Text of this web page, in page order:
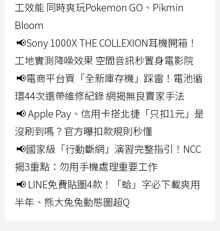
工效能 同時爽玩Pokemon GO、Pikmin
Bloom
📢Sony 1000X THE COLLEXION耳機開箱！
工地實測降噪效果 空間音訊秒置身電影院
📢電商平台買「全新庫存機」踩雷！電池循
環44次還帶維修紀錄 網揭無良賣家手法
📢 Apple Pay、信用卡搭北捷「只扣1元」是
沒刷到嗎？官方曝扣款規則秒懂
📢國家級「行動斷網」演習完整指引！NCC
揭3重點：勿用手機處理重要工作
📢 LINE免費貼圖4款！「蛤」字必下載爽用
半年、熊大兔兔動態圖超Q